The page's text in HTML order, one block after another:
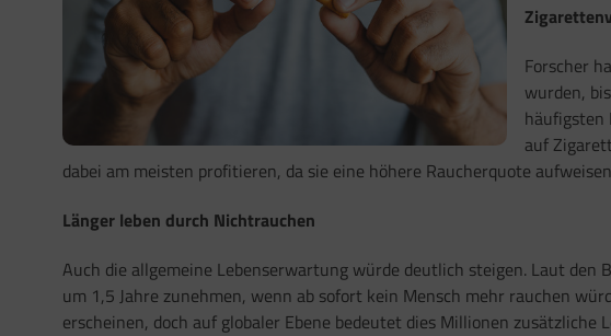
Forscher
wurden,
häufigsten
auf
dabei am meisten profitieren, da sie eine höhere Raucherquote
Länger leben durch Nichtrauchen
Auch die allgemeine Lebenserwartung würde deutlich steigen. Laut
um 1,5 Jahre zunehmen, wenn ab sofort kein Mensch mehr rauchen
erscheinen, doch auf globaler Ebene bedeutet dies Millionen zusätzliche